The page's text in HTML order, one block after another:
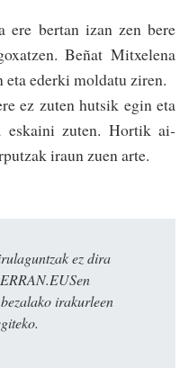
ere bertan izan zen bere
Beñat Mitxe­lena
eta ederki moldatu ziren.
ez zuten hutsik egin eta
eskaini zuten. Hortik ai­
iraun zuen arte.
ez dira
irakurleen